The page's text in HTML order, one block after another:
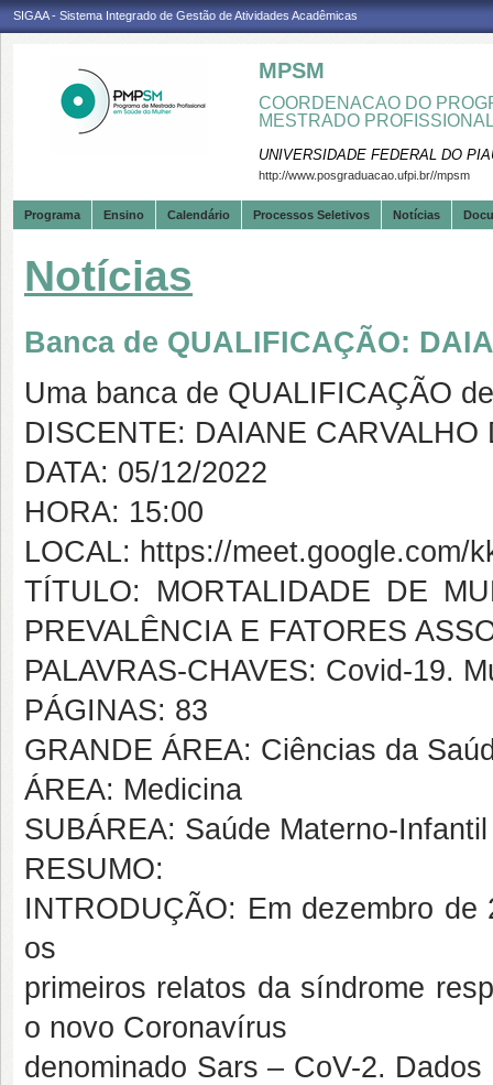
SIGAA - Sistema Integrado de Gestão de Atividades Acadêmicas
MPSM
COORDENACAO DO
MESTRADO
UNIVERSIDADE FEDERAL DO
http://www.posgraduacao.ufpi.br//mpsm
Programa Ensino Calendário Processos Seletivos Notícias
Notícias
Banca de QUALIFICAÇÃO:
Uma banca de QUALIFICAÇÃO
DISCENTE: DAIANE CARVALHO
DATA: 05/12/2022
HORA: 15:00
LOCAL: https://meet.google.com/
TÍTULO: MORTALIDADE DE
PREVALÊNCIA E FATORES
PALAVRAS-CHAVES: Covid-19.
PÁGINAS: 83
GRANDE ÁREA: Ciências da
ÁREA: Medicina
SUBÁREA: Saúde Materno-Infantil
RESUMO:
INTRODUÇÃO: Em dezembro
os
primeiros relatos da síndrome
o novo Coronavírus
denominado Sars – CoV-2.